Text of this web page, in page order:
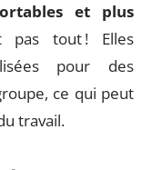
et plus
pas tout ! Elles
pour des
ce qui peut
travail.